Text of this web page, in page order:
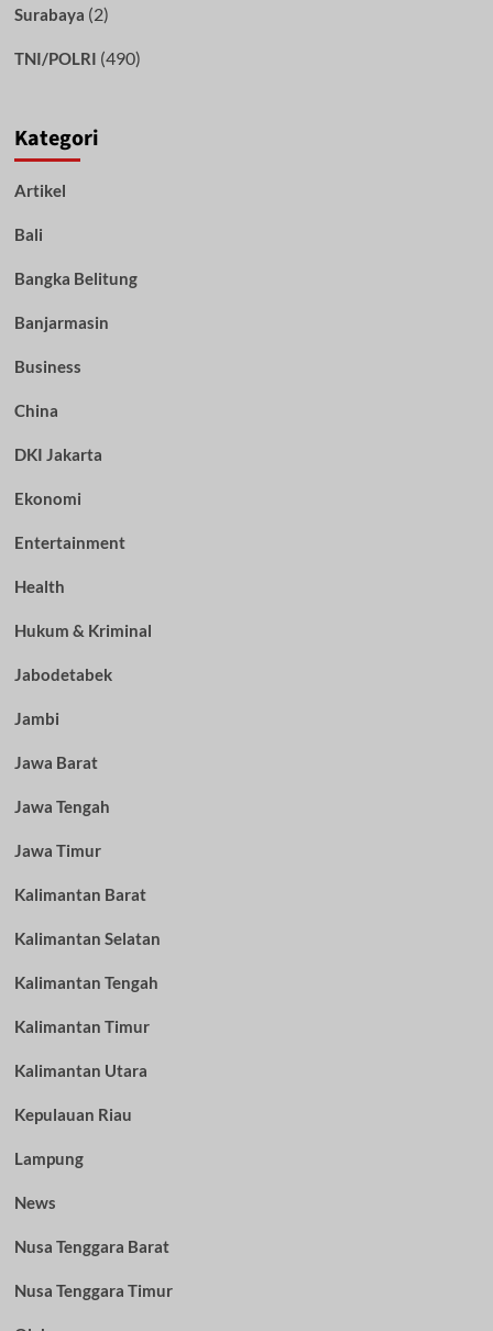
Surabaya (2)
TNI/POLRI (490)
Kategori
Artikel
Bali
Bangka Belitung
Banjarmasin
Business
China
DKI Jakarta
Ekonomi
Entertainment
Health
Hukum & Kriminal
Jabodetabek
Jambi
Jawa Barat
Jawa Tengah
Jawa Timur
Kalimantan Barat
Kalimantan Selatan
Kalimantan Tengah
Kalimantan Timur
Kalimantan Utara
Kepulauan Riau
Lampung
News
Nusa Tenggara Barat
Nusa Tenggara Timur